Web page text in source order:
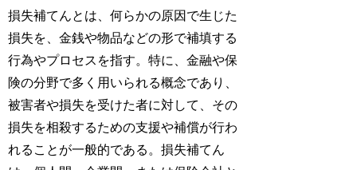
損失補てんとは、何らかの原因で生じた
損失を、金銭や物品などの形で補填する
行為やプロセスを指す。特に、金融や保
険の分野で多く用いられる概念であり、
被害者や損失を受けた者に対して、その
損失を相殺するための支援や補償が行わ
れることが一般的である。損失補てん